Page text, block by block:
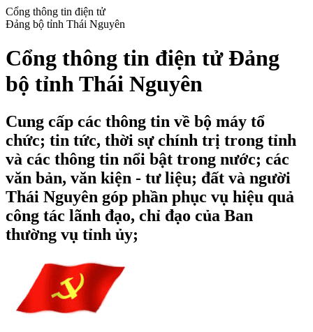
Cổng thông tin điện tử
Đảng bộ tỉnh Thái Nguyên
Cổng thông tin điện tử Đảng
bộ tỉnh Thái Nguyên
Cung cấp các thông tin về bộ máy tổ
chức; tin tức, thời sự chính trị trong tỉnh
và các thông tin nổi bật trong nước; các
văn bản, văn kiện - tư liệu; đất và người
Thái Nguyên góp phần phục vụ hiệu quả
công tác lãnh đạo, chỉ đạo của Ban
thường vụ tỉnh ủy;